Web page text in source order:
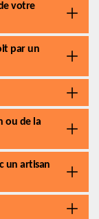
votre
par un
ou de la
un artisan